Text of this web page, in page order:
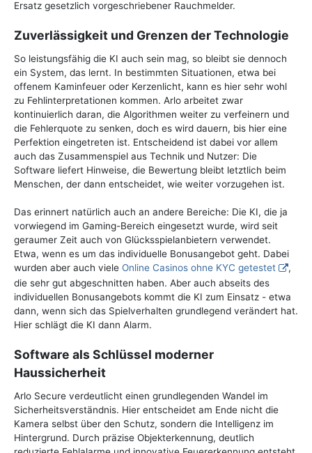
Ersatz gesetzlich vorgeschriebener Rauchmelder.
Zuverlässigkeit und Grenzen der Technologie
So leistungsfähig die KI auch sein mag, so bleibt sie dennoch
ein System, das lernt. In bestimmten Situationen, etwa bei
offenem Kaminfeuer oder Kerzenlicht, kann es hier sehr wohl
zu Fehlinterpretationen kommen. Arlo arbeitet zwar
kontinuierlich daran, die Algorithmen weiter zu verfeinern und
die Fehlerquote zu senken, doch es wird dauern, bis hier eine
Perfektion eingetreten ist. Entscheidend ist dabei vor allem
auch das Zusammenspiel aus Technik und Nutzer: Die
Software liefert Hinweise, die Bewertung bleibt letztlich beim
Menschen, der dann entscheidet, wie weiter vorzugehen ist.
Das erinnert natürlich auch an andere Bereiche: Die KI, die ja
vorwiegend im Gaming-Bereich eingesetzt wurde, wird seit
geraumer Zeit auch von Glücksspielanbietern verwendet.
Etwa, wenn es um das individuelle Bonusangebot geht. Dabei
wurden aber auch viele Online Casinos ohne KYC getestet
,
die sehr gut abgeschnitten haben. Aber auch abseits des
individuellen Bonusangebots kommt die KI zum Einsatz - etwa
dann, wenn sich das Spielverhalten grundlegend verändert hat.
Hier schlägt die KI dann Alarm.
Software als Schlüssel moderner
Haussicherheit
Arlo Secure verdeutlicht einen grundlegenden Wandel im
Sicherheitsverständnis. Hier entscheidet am Ende nicht die
Kamera selbst über den Schutz, sondern die Intelligenz im
Hintergrund. Durch präzise Objekterkennung, deutlich